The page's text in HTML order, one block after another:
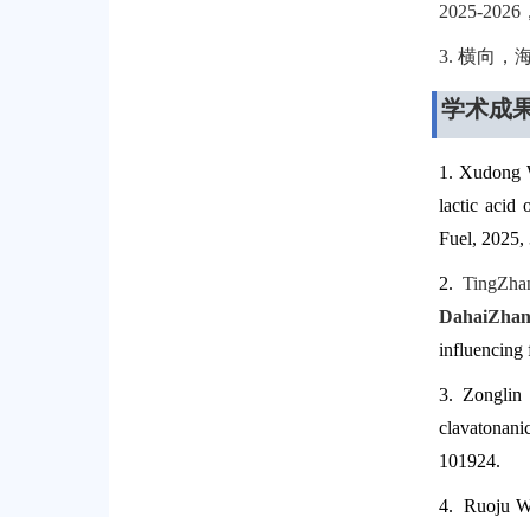
2025-2026
3. 横向，
学术成
1. Xudong
lactic acid
Fuel, 2025,
2. Ting
Dahai
influencing
3.
101924.
4. Ruoju